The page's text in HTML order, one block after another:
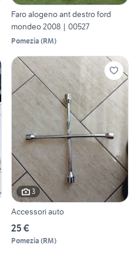
Faro alogeno ant destro ford
mondeo 2008 | 00527
Pomezia (RM)
3
Accessori auto
25 €
Pomezia (RM)